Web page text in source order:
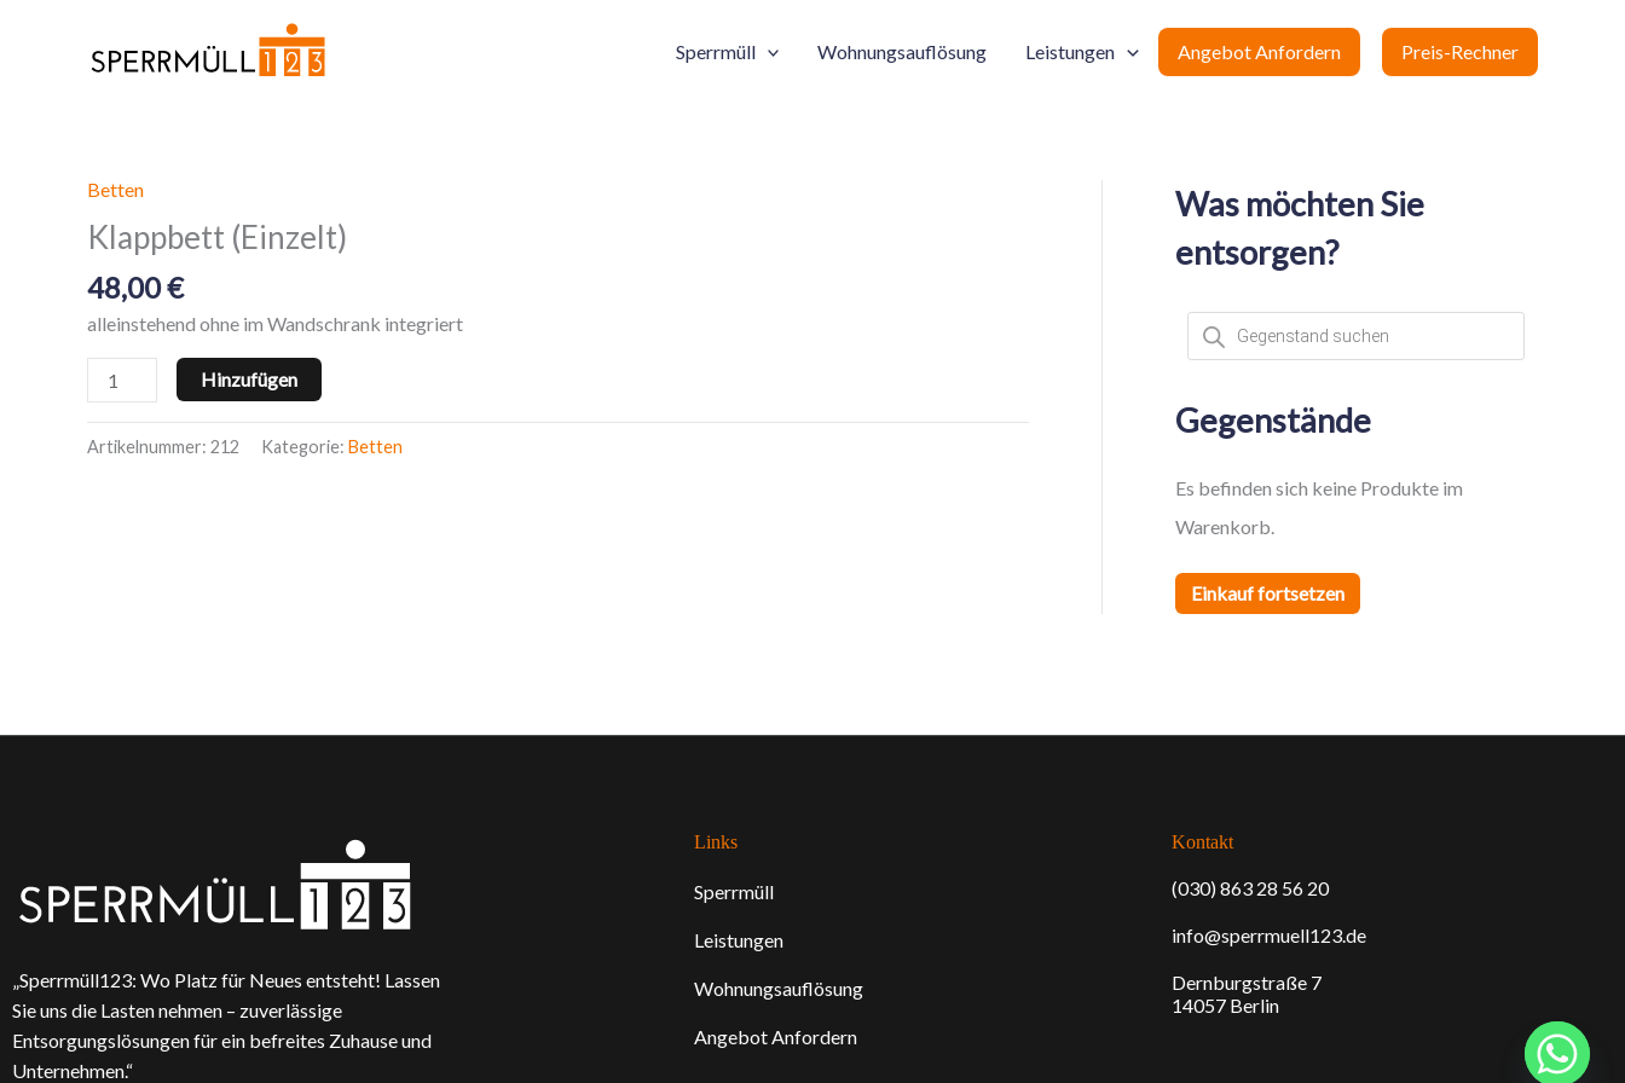
Sperrmüll Wohnungsauflösung Leistungen Angebot Anfordern Preis-Rechner
Betten
Klappbett (Einzelt)
48,00€
alleinstehend ohne im Wandschrank integriert
Klappbett
(Einzelt)
Menge
Hinzufügen
Artikelnummer: 212 Kategorie: Betten
Was möchten Sie
entsorgen?
P
d
c
t
e
a
r
c
Gegenstände
Es befinden sich keine Produkte im
Warenkorb.
Einkauf fortsetzen
„Sperrmüll123: Wo Platz für Neues entsteht! Lassen
Sie uns die Lasten nehmen – zuverlässige
Entsorgungslösungen für ein befreites Zuhause und
Unternehmen.“
Links
Sperrmüll
Leistungen
Wohnungsauflösung
Angebot Anfordern
Kontakt
(030) 863 28 56 20
info@sperrmuell123.de
Dernburgstraße 7
14057 Berlin